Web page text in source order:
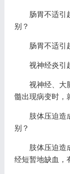
肠胃不适引
别？
肠胃不适引
视神经炎引
视神经、大
髓出现病变时，
肢体压迫造
别？
肢体压迫造
经短暂地缺血，